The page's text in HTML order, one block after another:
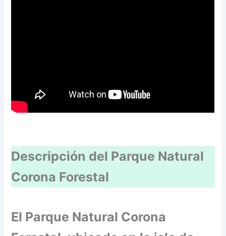
Descripción del Parque Natural
Corona Forestal
El Parque Natural Corona